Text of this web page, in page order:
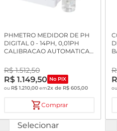
PHMETRO MEDIDOR DE PH
DIGITAL 0 - 14PH, 0,01PH
CALIBRACAO AUTOMATICA
VIDRO JUNTA EM TEFLON
ME-005 E SUPORTE
R$ 1.512,50
R$ 1.149,50 No PIX
ou R$ 1.210,00em2x de R$ 605,00
Comprar
Selecionar
ou